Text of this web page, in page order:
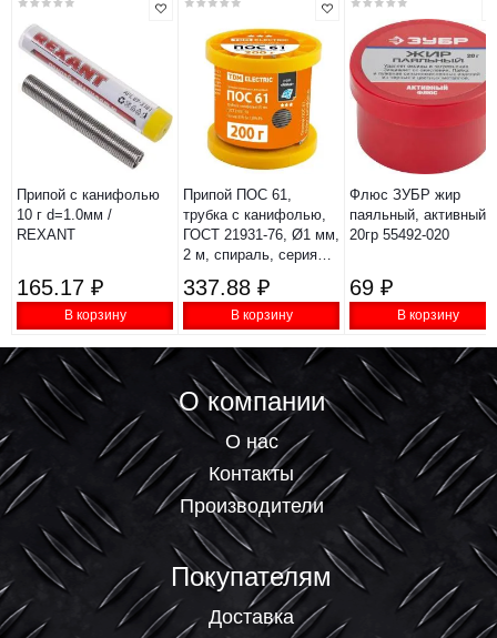
Припой с канифолью
10 г d=1.0мм /
REXANT
165.17 ₽
В корзину
Припой ПОС 61,
трубка с канифолью,
ГОСТ 21931-76, Ø1 мм,
2 м, спираль, серия
337.88 ₽
В корзину
Флюс ЗУБР жир
паяльный, активный
20гр 55492-020
69 ₽
В корзину
О компании
О нас
Контакты
Производители
Покупателям
Доставка